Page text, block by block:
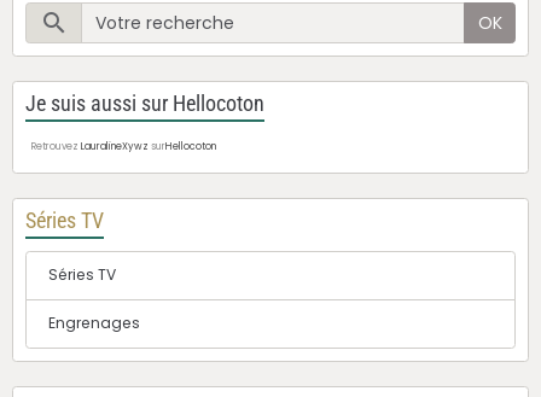
OK
Je suis aussi sur Hellocoton
Retrouvez LauralineXywz surHellocoton
Séries TV
Séries TV
Engrenages